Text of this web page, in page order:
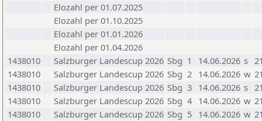
Elozahl per 01.07.2025
Elozahl per 01.10.2025
Elozahl per 01.01.2026
Elozahl per 01.04.2026
1438010
Salzburger Landescup 2026 Sbg 1 14.06.2026 s
1438010
Salzburger Landescup 2026 Sbg 2 14.06.2026 w
1438010
Salzburger Landescup 2026 Sbg 3 14.06.2026 s
1438010
Salzburger Landescup 2026 Sbg 4 14.06.2026 w
1438010
Salzburger Landescup 2026 Sbg 5 14.06.2026 w